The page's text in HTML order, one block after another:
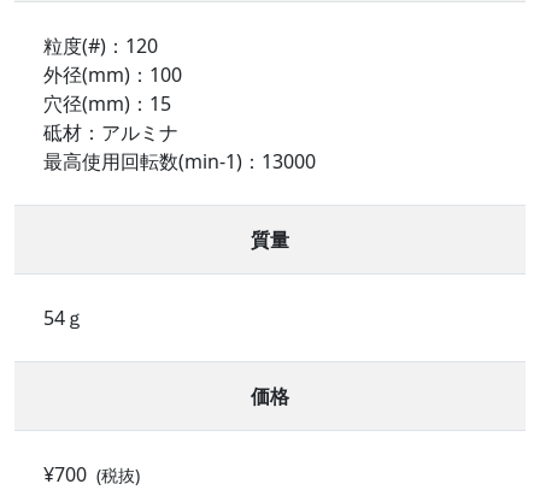
粒度(#)：120
外径(mm)：100
穴径(mm)：15
砥材：アルミナ
最高使用回転数(min-1)：13000
質量
54ｇ
価格
¥700 (税抜)